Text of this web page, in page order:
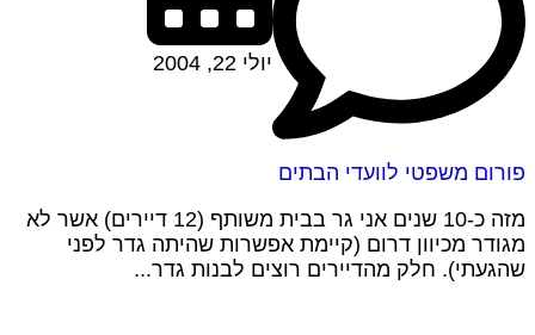
פורום משפטי לוועדי הבתים
יולי 22, 2004
מזה כ-10 שנים אני גר בבית משותף (12 דיירים) אשר לא
מגודר מכיוון דרום (קיימת אפשרות שהיתה גדר לפני
שהגעתי). חלק מהדיירים רוצים לבנות גדר...